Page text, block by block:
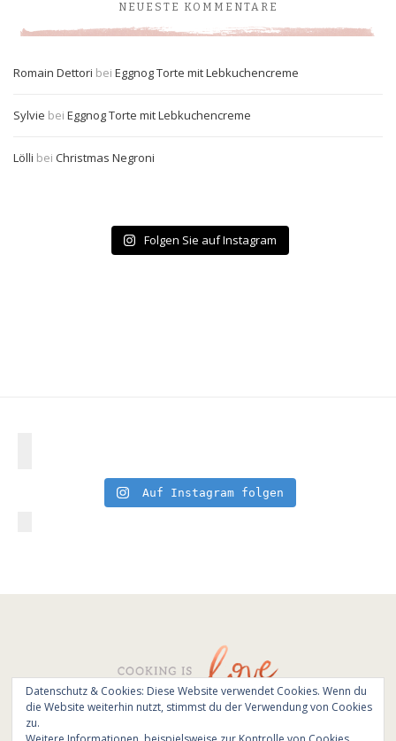
NEUESTE KOMMENTARE
Romain Dettori bei Eggnog Torte mit Lebkuchencreme
Sylvie bei Eggnog Torte mit Lebkuchencreme
Lölli bei Christmas Negroni
Folgen Sie auf Instagram
Auf Instagram folgen
© All Rights Reserved - Cooking is love 2017.
Datenschutz & Cookies: Diese Website verwendet Cookies. Wenn du
die Website weiterhin nutzt, stimmst du der Verwendung von Cookies
zu.